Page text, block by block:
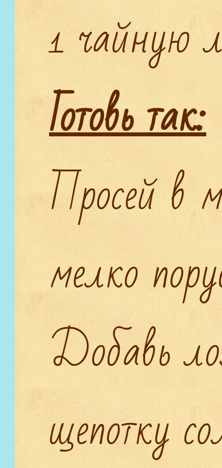
Готовь так:
Просей в
мелко
Добавь
щепотку